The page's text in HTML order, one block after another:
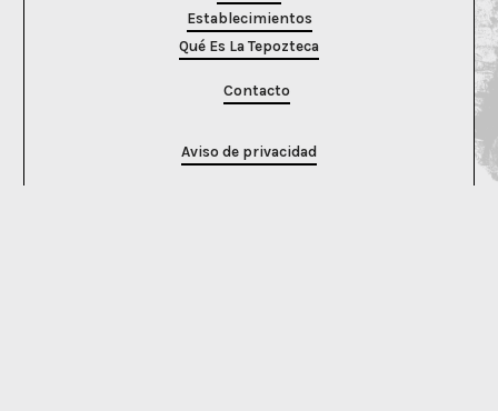
Establecimientos
Qué Es La Tepozteca
Contacto
Aviso de privacidad